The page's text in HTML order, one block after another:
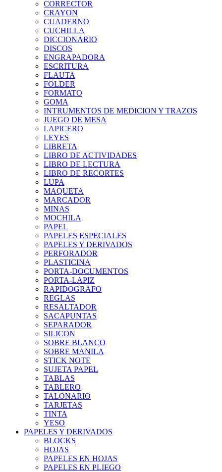
CORRECTOR
CRAYON
CUADERNO
CUCHILLA
DICCIONARIO
DISCOS
ENGRAPADORA
ESCRITURA
FLAUTA
FOLDER
FORMATO
GOMA
INTRUMENTOS DE MEDICION Y TRAZOS
JUEGO DE MESA
LAPICERO
LEYES
LIBRETA
LIBRO DE ACTIVIDADES
LIBRO DE LECTURA
LIBRO DE RECORTES
LUPA
MAQUETA
MARCADOR
MINAS
MOCHILA
PAPEL
PAPELES ESPECIALES
PAPELES Y DERIVADOS
PERFORADOR
PLASTICINA
PORTA-DOCUMENTOS
PORTA-LAPIZ
RAPIDOGRAFO
REGLAS
RESALTADOR
SACAPUNTAS
SEPARADOR
SILICON
SOBRE BLANCO
SOBRE MANILA
STICK NOTE
SUJETA PAPEL
TABLAS
TABLERO
TALONARIO
TARJETAS
TINTA
YESO
PAPELES Y DERIVADOS
BLOCKS
HOJAS
PAPELES EN HOJAS
PAPELES EN PLIEGO